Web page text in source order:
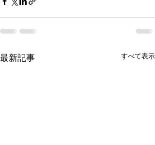
最新記事 すべて表示